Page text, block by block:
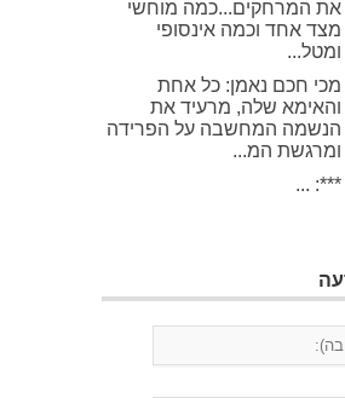
את המרחקים...כמה מוחשי
מצד אחד וכמה אינסופי
ומטל...
מכי חכם נאמן: כל אחת
והאימא שלה, מרעיד את
הנשמה המחשבה על הפרידה
ומרגשת המ...
***: ...